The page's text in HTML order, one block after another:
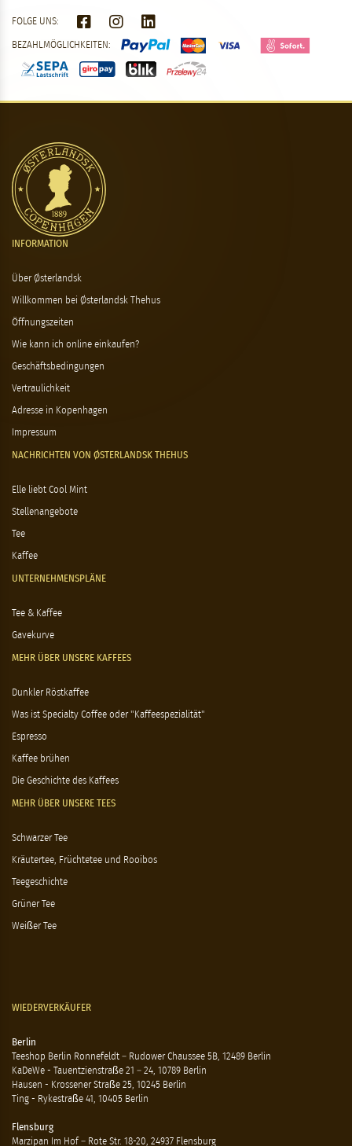
FOLGE UNS:
BEZAHLMÖGLICHKEITEN:
INFORMATION
Über Østerlandsk
Willkommen bei Østerlandsk Thehus
Öffnungszeiten
Wie kann ich online einkaufen?
Geschäftsbedingungen
Vertraulichkeit
Adresse in Kopenhagen
Impressum
NACHRICHTEN VON ØSTERLANDSK THEHUS
Elle liebt Cool Mint
Stellenangebote
Tee
Kaffee
UNTERNEHMENSPLÄNE
Tee & Kaffee
Gavekurve
MEHR ÜBER UNSERE KAFFEES
Dunkler Röstkaffee
Was ist Specialty Coffee oder "Kaffeespezialität"
Espresso
Kaffee brühen
Die Geschichte des Kaffees
MEHR ÜBER UNSERE TEES
Schwarzer Tee
Kräutertee, Früchtetee und Rooibos
Teegeschichte
Grüner Tee
Weißer Tee
WIEDERVERKÄUFER
Berlin
Teeshop Berlin Ronnefeldt – Rudower Chaussee 5B, 12489 Berlin
KaDeWe - Tauentzienstraße 21 – 24, 10789 Berlin
Hausen - Krossener Straße 25, 10245 Berlin
Ting - Rykestraße 41, 10405 Berlin
Flensburg
Marzipan Im Hof – Rote Str. 18-20, 24937 Flensburg